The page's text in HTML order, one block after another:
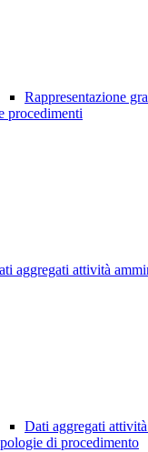
Rappresentazione
procedimenti
aggregati attività
Dati aggregati
di procedimento